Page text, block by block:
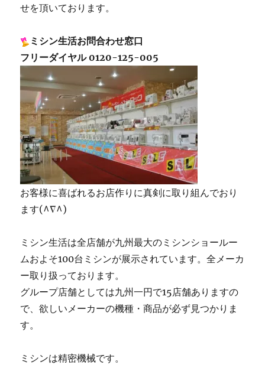
せを頂いております。
ミシン生活お問合わせ窓口
フリーダイヤル 0120-125-005
お客様に喜ばれるお店作りに真剣に取り組んでおり
ます(^∇^)
ミシン生活は全店舗が九州最大のミシンショールー
ムおよそ100台ミシンが展示されています。全メーカ
ー取り扱っております。
グループ店舗としては九州一円で15店舗ありますの
で、欲しいメーカーの機種・商品が必ず見つかりま
す。
ミシンは精密機械です。